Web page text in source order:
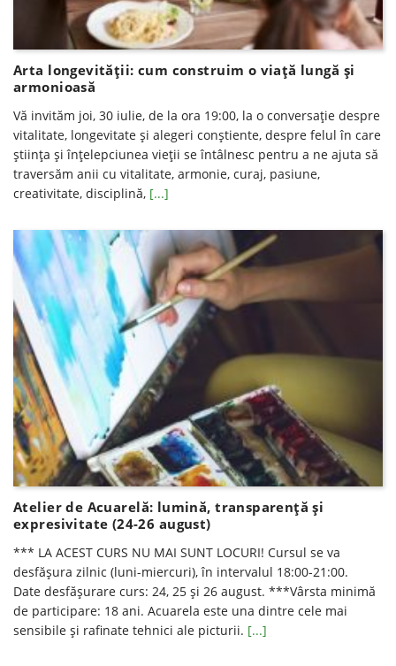
Arta longevității: cum construim o viață lungă și
armonioasă
Vă invităm joi, 30 iulie, de la ora 19:00, la o conversație despre
vitalitate, longevitate și alegeri conștiente, despre felul în care
știința și înțelepciunea vieții se întâlnesc pentru a ne ajuta să
traversăm anii cu vitalitate, armonie, curaj, pasiune,
creativitate, disciplină, [...]
Atelier de Acuarelă: lumină, transparenţă şi
expresivitate (24-26 august)
*** LA ACEST CURS NU MAI SUNT LOCURI! Cursul se va
desfăşura zilnic (luni-miercuri), în intervalul 18:00-21:00.
Date desfăşurare curs: 24, 25 şi 26 august. ***Vârsta minimă
de participare: 18 ani. Acuarela este una dintre cele mai
sensibile şi rafinate tehnici ale picturii. [...]